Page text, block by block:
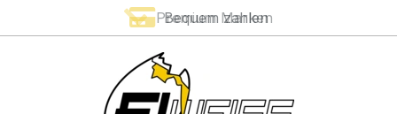
Premium Marken
Bequem zahlen